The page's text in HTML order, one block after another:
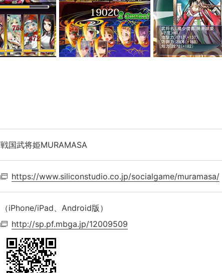
戦国武将姫MURAMASA
https://www.siliconstudio.co.jp/socialgame/muramasa/
（iPhone/iPad、Android版）
http://sp.pf.mbga.jp/12009509